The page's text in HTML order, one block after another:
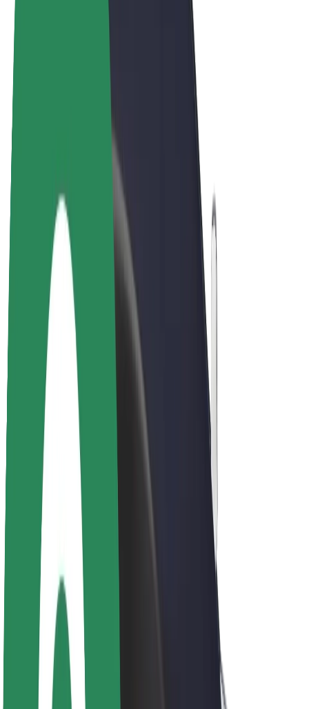
Conductores
Ingresos de conductor/a
Repartidores
Ingresos de repartidor
Comercios de Bolt Food
Flotas
Franquicias
Empresa
Trabajá con nosotros
Acerca de Bolt
Sostenibilidad en Bolt
Project Zero
Blog
Sala de prensa
Misión
Relación con inversores
Liderazgo
Marca
Medios
Fondo Urbano
Seguridad